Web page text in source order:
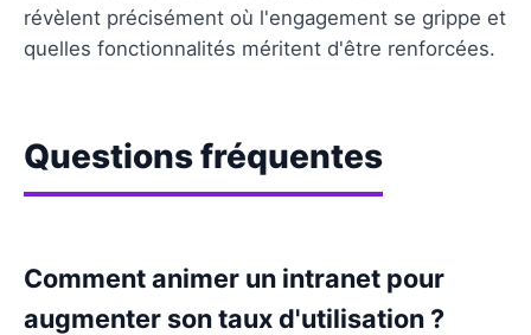
révèlent précisément où l'engagement se grippe et
quelles fonctionnalités méritent d'être renforcées.
Questions fréquentes
Comment animer un intranet pour
augmenter son taux d'utilisation ?